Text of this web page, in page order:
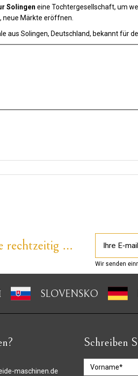
Solingen eine Tochtergesellschaft, um
neue Märkte eröffnen.
aus Solingen, Deutschland, bekannt für
rechtzeitig ...
Wir senden
SLOVENSKO
maschinen.de
Schreiben